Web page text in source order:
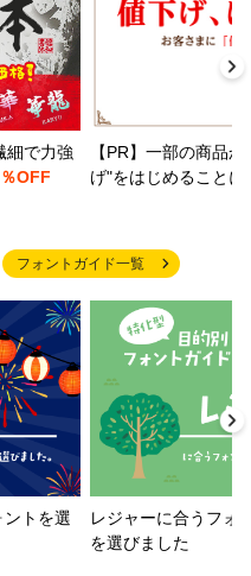
細で力強
OFF
【PR】一部の商品
げ"をはじめること
フォントガイド一覧
トを選
レジャーに合うフォ
を選びました